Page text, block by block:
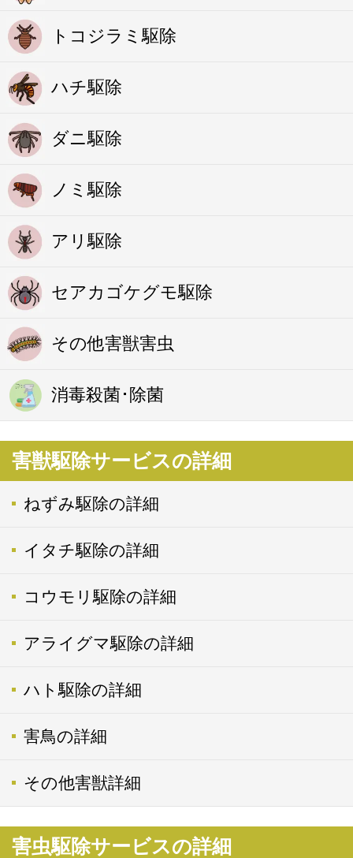
トコジラミ駆除
ハチ駆除
ダニ駆除
ノミ駆除
アリ駆除
セアカゴケグモ駆除
その他害獣害虫
消毒殺菌･除菌
害獣駆除サービスの詳細
ねずみ駆除の詳細
イタチ駆除の詳細
コウモリ駆除の詳細
アライグマ駆除の詳細
ハト駆除の詳細
害鳥の詳細
その他害獣詳細
害虫駆除サービスの詳細